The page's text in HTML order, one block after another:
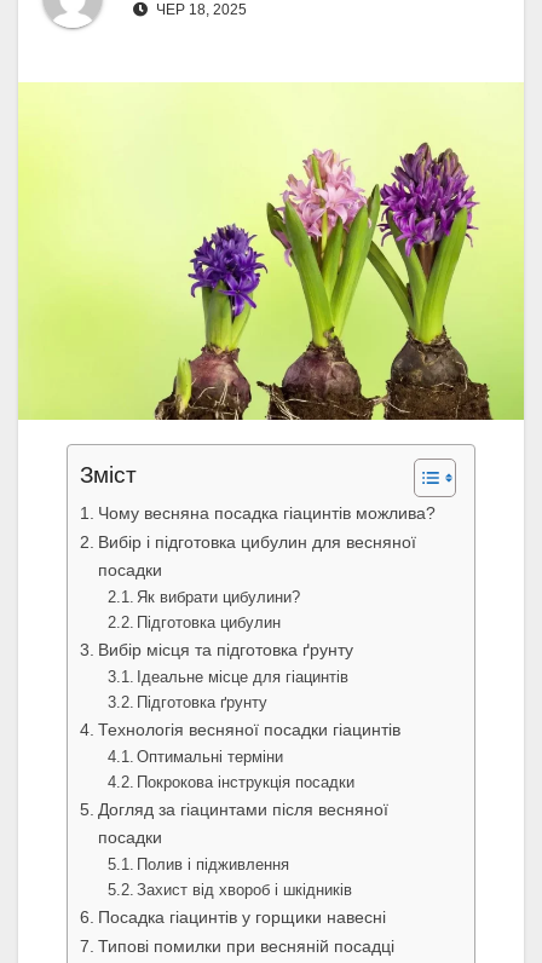
ЧЕР 18, 2025
Зміст
Чому весняна посадка гіацинтів можлива?
Вибір і підготовка цибулин для весняної
посадки
Як вибрати цибулини?
Підготовка цибулин
Вибір місця та підготовка ґрунту
Ідеальне місце для гіацинтів
Підготовка ґрунту
Технологія весняної посадки гіацинтів
Оптимальні терміни
Покрокова інструкція посадки
Догляд за гіацинтами після весняної
посадки
Полив і підживлення
Захист від хвороб і шкідників
Посадка гіацинтів у горщики навесні
Типові помилки при весняній посадці